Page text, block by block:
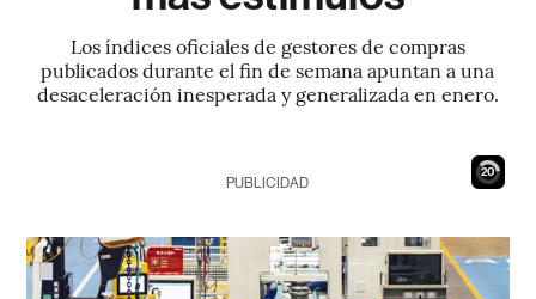
Los índices oficiales de gestores de compras
publicados durante el fin de semana apuntan a una
desaceleración inesperada y generalizada en enero.
19
PUBLICIDAD